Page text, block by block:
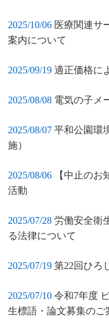
2025/10/06 医療関連サ
案内について
2025/09/19 適正価格に
2025/08/08 電気の子メ
2025/08/07 平和公園環
施）
2025/08/06
【中止の
活動
2025/07/28 労働安全衛
る法律について
2025/07/19 第22回ひろ
2025/07/10 令和7年度
生標語・論文募集のご